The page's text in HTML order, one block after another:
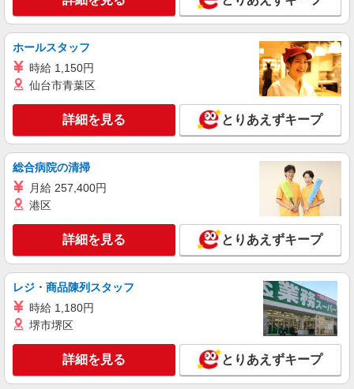
2000円以上
群馬県伊勢崎市（調剤薬局）
キープ 詳細を見る
職業紹介
調剤薬局（群馬県伊勢崎市）【アイデムエージェント薬剤師】
薬剤師（職業紹介）
※経験等考慮いたします。
群馬県伊勢崎市 【変更の範囲：会社の定める
詳細を見る
正社員 職業紹介
調剤薬局（群馬県伊勢崎市）【アイデムエージェント薬剤師】
（JOB059004）
薬剤師（職業紹介)
■正社員 年俸：500万円〜650万円 月給：
380,000円〜450,000円 ※経験考慮します ■パー
群馬県伊勢崎市（調剤薬局）
キープ 詳細を見る
ホールスタッフ
時給 1,150円
仙台市青葉区
詳細を見る とりあえずキープ
総合病院の清掃
月給 257,400円
港区
詳細を見る とりあえずキープ
レジ・商品陳列スタッフ
時給 1,180円
堺市堺区
詳細を見る とりあえずキープ